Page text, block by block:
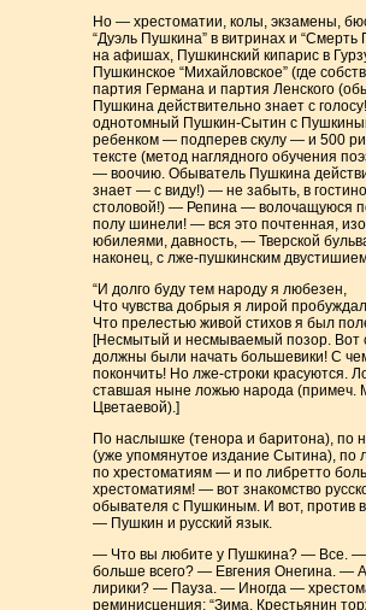
Но — хрестоматии, колы, экзамены,
“Дуэль Пушкина” в витринах и “Смерть
на афишах, Пушкинский кипарис в
Пушкинское “Михайловское” (где
партия Германа и партия Ленского
Пушкина действительно знает с
однотомный Пушкин-Сытин с
ребенком — подперев скулу — и 500
тексте (метод наглядного обучения
— воочию. Обыватель Пушкина
знает — с виду!) — не забыть, в
столовой!) — Репина — волочащуюся
полу шинели! — вся это почтенная,
юбилеями, давность, — Тверской
наконец, с лже-пушкинским
“И долго буду тем народу я любезен,
Что чувства добрыя я лирой
Что прелестью живой стихов я был
[Несмытый и несмываемый позор. Вот
должны были начать большевики! С
покончить! Но лже-строки красуются.
ставшая ныне ложью народа (примеч.
Цветаевой).]
По наслышке (тенора и баритона), по
(уже упомянутое издание Сытина), по
по хрестоматиям — и по либретто
хрестоматиям! — вот знакомство
обывателя с Пушкиным. И вот, против
— Пушкин и русский язык.
— Что вы любите у Пушкина? — Все. —
больше всего? — Евгения Онегина. —
лирики? — Пауза. — Иногда —
реминисценция: “Зима. Крестьянин